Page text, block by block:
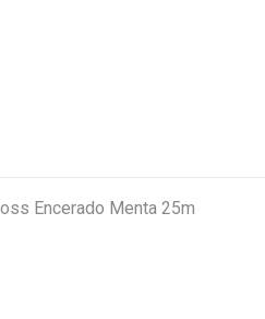
Encerado Menta 25m